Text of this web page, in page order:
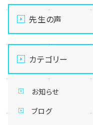
先生の声
カテゴリー
お知らせ
ブログ